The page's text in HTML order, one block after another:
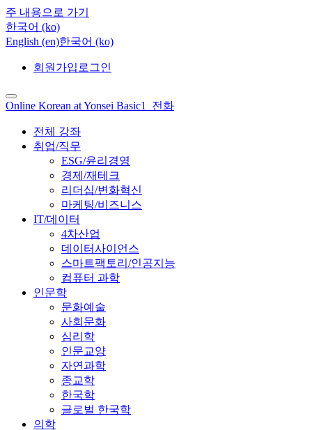
주 내용으로 가기
한국어 ‎(ko)‎
English ‎(en)‎한국어 ‎(ko)‎
회원가입 로그인
Online Korean at Yonsei Basic1_전화
전체 강좌
취업/직무
ESG/윤리경영
경제/재테크
리더십/변화혁신
마케팅/비즈니스
IT/데이터
4차산업
데이터사이언스
스마트팩토리/인공지능
컴퓨터 과학
인문학
문화예술
사회문화
심리학
인문교양
자연과학
종교학
한국학
글로벌 한국학
의학